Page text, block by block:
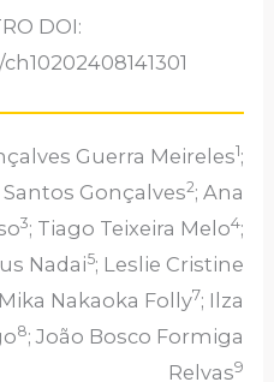
DOI:
Guerra Meireles1;
Gonçalves2; Ana
3; Tiago Teixeira Melo4;
Nadai5; Leslie Cristine
Nakaoka Folly7; Ilza
8; João Bosco Formiga
Relvas9